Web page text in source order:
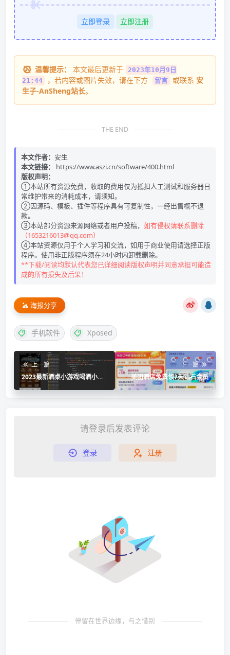
立即登录 立即注册
温馨提示： 本文最后更新于 2023年10月9日
21:44
，若内容或图片失效，请在下方 留言 或联系 安
生子-AnSheng站长。
THE END
本文作者： 安生
本文链接：
https://www.aszi.cn/software/400.html
版权声明：
①本站所有资源免费，收取的费用仅为抵扣人工测试和服务器日
常维护带来的消耗成本，请须知。
②因源码、模板、插件等程序具有可复制性，一经出售概不退
款。
③本站部分资源来源网络或者用户投稿， 如有侵权请联系删除
（1653216013@qq.com）
④本站资源仅用于个人学习和交流，如用于商业使用请选择正版
程序。使用非正版程序须在24小时内卸载删除。
**下载/阅读均默认代表您已详细阅读版权声明并同意承担可能造
成的所有损失及后果！
海报分享
手机软件 Xposed
上一篇
2023最新酒桌小游戏喝酒小程
序源码自带流量主
下一篇
美团酒店免费领7天钻石会员
请登录后发表评论
登录 注册
停留在世界边缘，与之惜别